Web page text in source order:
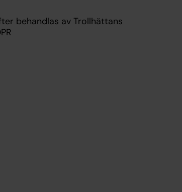
behandlas av Trollhättans